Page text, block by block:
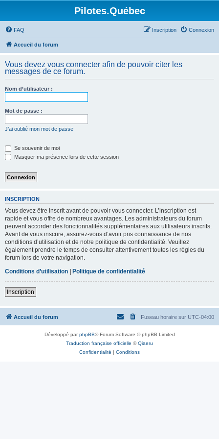
Pilotes.Québec
FAQ Connexion
Inscription
Accueil du forum
Vous devez vous connecter afin de pouvoir citer les
messages de ce forum.
Nom d’utilisateur :
Mot de passe :
J’ai oublié mon mot de passe
Se souvenir de moi
Masquer ma présence lors de cette session
INSCRIPTION
Vous devez être inscrit avant de pouvoir vous connecter. L’inscription est
rapide et vous offre de nombreux avantages. Les administrateurs du forum
peuvent accorder des fonctionnalités supplémentaires aux utilisateurs inscrits.
Avant de vous inscrire, assurez-vous d’avoir pris connaissance de nos
conditions d’utilisation et de notre politique de confidentialité. Veuillez
également prendre le temps de consulter attentivement toutes les règles du
forum lors de votre navigation.
Conditions d’utilisation | Politique de confidentialité
Inscription
Accueil du forum Fuseau horaire sur UTC-04:00
Développé parphpBB® Forum Software © phpBB Limited
Traduction française officielle ©Qiaeru
Confidentialité | Conditions